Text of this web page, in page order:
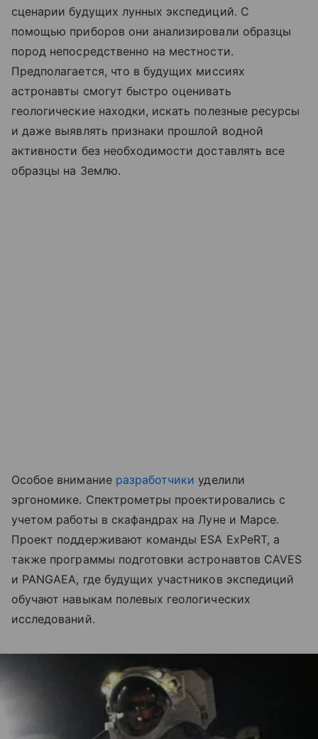
сценарии будущих лунных экспедиций. С
помощью приборов они анализировали образцы
пород непосредственно на местности.
Предполагается, что в будущих миссиях
астронавты смогут быстро оценивать
геологические находки, искать полезные ресурсы
и даже выявлять признаки прошлой водной
активности без необходимости доставлять все
образцы на Землю.
Особое внимание разработчики уделили
эргономике. Спектрометры проектировались с
учетом работы в скафандрах на Луне и Марсе.
Проект поддерживают команды ESA ExPeRT, а
также программы подготовки астронавтов CAVES
и PANGAEA, где будущих участников экспедиций
обучают навыкам полевых геологических
исследований.